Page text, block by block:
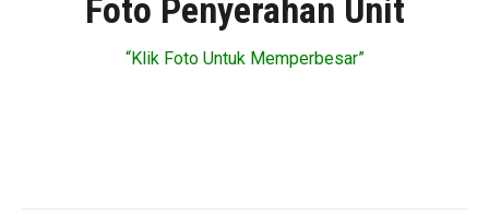
Foto Penyerahan Unit
“Klik Foto Untuk Memperbesar”